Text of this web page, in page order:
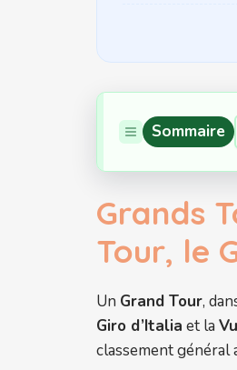
Sommaire
Grands
Tour, le
Un Grand Tour,
Giro d’Italia et la
classement général